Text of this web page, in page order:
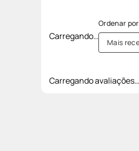
Carregando…
Mais
Carregando avaliações…